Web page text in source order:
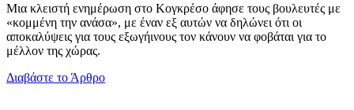
Μια κλειστή ενημέρωση στο Κογκρέσο άφησε τους βουλευτές με
«κομμένη την ανάσα», με έναν εξ αυτών να δηλώνει ότι οι
αποκαλύψεις για τους εξωγήινους τον κάνουν να φοβάται για το
μέλλον της χώρας.
Διαβάστε το Άρθρο